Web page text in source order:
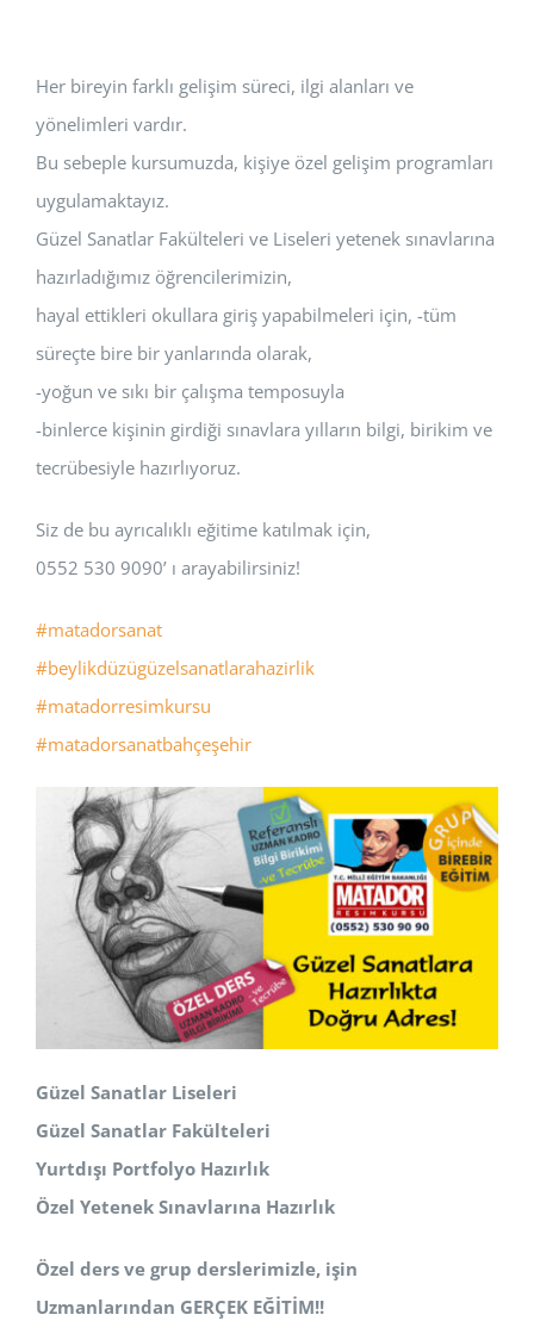
Her bireyin farklı gelişim süreci, ilgi alanları ve
yönelimleri vardır.
Bu sebeple kursumuzda, kişiye özel gelişim programları
uygulamaktayız.
Güzel Sanatlar Fakülteleri ve Liseleri yetenek sınavlarına
hazırladığımız öğrencilerimizin,
hayal ettikleri okullara giriş yapabilmeleri için, -tüm
süreçte bire bir yanlarında olarak,
-yoğun ve sıkı bir çalışma temposuyla
-binlerce kişinin girdiği sınavlara yılların bilgi, birikim ve
tecrübesiyle hazırlıyoruz.
Siz de bu ayrıcalıklı eğitime katılmak için,
0552 530 9090’ ı arayabilirsiniz!
#matadorsanat
#beylikdüzügüzelsanatlarahazirlik
#matadorresimkursu
#matadorsanatbahçeşehir
Güzel Sanatlar Liseleri
Güzel Sanatlar Fakülteleri
Yurtdışı Portfolyo Hazırlık
Özel Yetenek Sınavlarına Hazırlık
Özel ders ve grup derslerimizle, işin
Uzmanlarından GERÇEK EĞİTİM!!